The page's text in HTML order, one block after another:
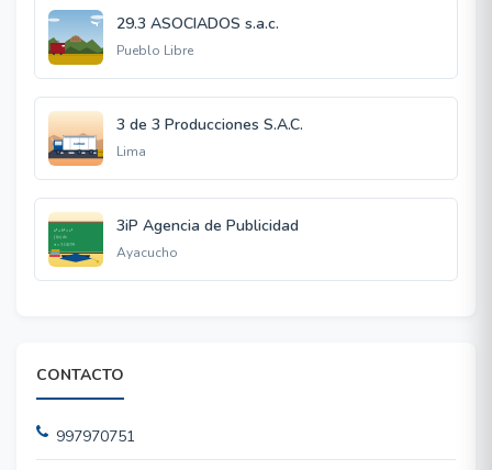
29.3 ASOCIADOS s.a.c.
Pueblo Libre
3 de 3 Producciones S.A.C.
Lima
3iP Agencia de Publicidad
Ayacucho
CONTACTO
997970751